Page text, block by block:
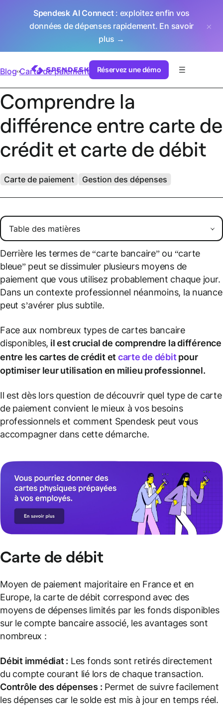
Spendesk AI Connect: exploitez enfin vos
données de dépenses rapidement. En savoir
plus →
Réservez une démo
Blog Carte de paiement
Comprendre la
différence entre carte de
crédit et carte de débit
Carte de paiement Gestion des dépenses
Derrière les termes de “carte bancaire” ou “carte
bleue” peut se dissimuler plusieurs moyens de
paiement que vous utilisez probablement chaque jour.
Dans un contexte professionnel néanmoins, la nuance
peut s’avérer plus subtile.
Face aux nombreux types de cartes bancaire
disponibles, il est crucial de comprendre la différence
entre les cartes de crédit et carte de débit pour
optimiser leur utilisation en milieu professionnel.
Il est dès lors question de découvrir quel type de carte
de paiement convient le mieux à vos besoins
professionnels et comment Spendesk peut vous
accompagner dans cette démarche.
Carte de débit
Moyen de paiement majoritaire en France et en
Europe, la carte de débit correspond avec des
moyens de dépenses limités par les fonds disponibles
sur le compte bancaire associé, les avantages sont
nombreux :
Débit immédiat: Les fonds sont retirés directement
du compte courant lié lors de chaque transaction.
Contrôle des dépenses : Permet de suivre facilement
les dépenses car le solde est mis à jour en temps réel.